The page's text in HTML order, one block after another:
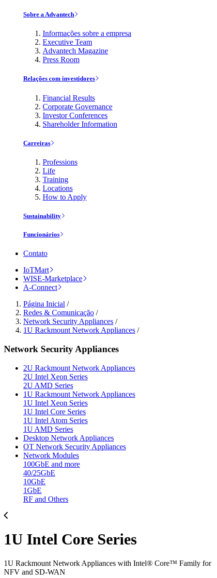
Sobre a Advantech
Informações sobre a empresa
Executive Team
Advantech Magazine
Press Room
Relações com investidores
Financial Results
Corporate Governance
Investor Conferences
Shareholder Information
Carreiras
Professions
Life
Training
Locations
How to Apply
Sustainability
Funcionários
Contato
IoTMart
WISE-Marketplace
A-Connect
Página Inicial /
Redes & Comunicação /
Network Security Appliances /
1U Rackmount Network Appliances /
Network Security Appliances
2U Rackmount Network Appliances
2U Intel Xeon Series
2U AMD Series
1U Rackmount Network Appliances
1U Intel Xeon Series
1U Intel Core Series
1U Intel Atom Series
1U AMD Series
Desktop Network Appliances
OT Network Security Appliances
Network Modules
100GbE and more
40/25GbE
10GbE
1GbE
RF and Others
1U Intel Core Series
1U Rackmount Network Appliances with Intel® Core™ Family for
NFV and SD-WAN